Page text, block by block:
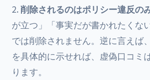
削除されるのはポリシー違反のみ
が立つ」「事実だが書かれたくな
では削除されません。逆に言えば
を具体的に示せれば、虚偽口コミ
ります。